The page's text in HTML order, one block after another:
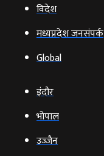
विदेश
मध्यप्रदेश जनसंपर्क
Global
इंदौर
भोपाल
उज्‍जैन